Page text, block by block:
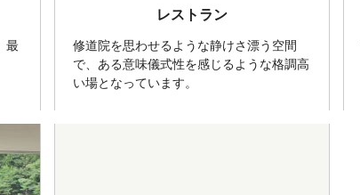
最
レストラン
修道院を思わせるような静けさ漂う空間
で、ある意味儀式性を感じるような格調高
い場となっています。